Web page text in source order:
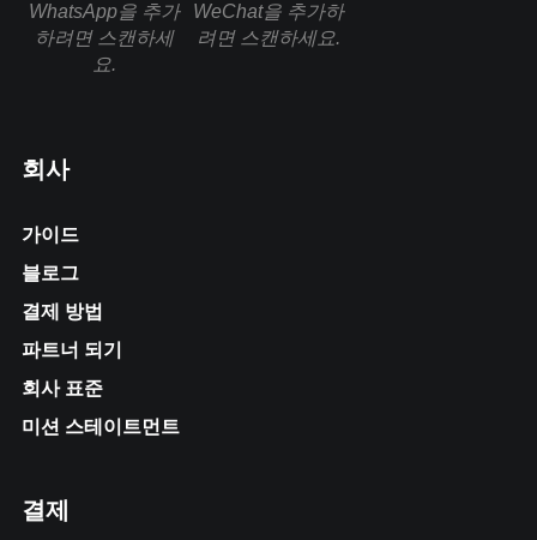
WhatsApp을 추가
하려면 스캔하세
요.
WeChat을 추가하
려면 스캔하세요.
회사
가이드
블로그
결제 방법
파트너 되기
회사 표준
미션 스테이트먼트
결제